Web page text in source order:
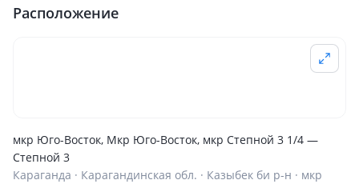
Расположение
мкр Юго-Восток, Мкр Юго-Восток, мкр Степной 3 1/4 —
Степной 3
Караганда · Карагандинская обл. · Казыбек би р-н · мкр